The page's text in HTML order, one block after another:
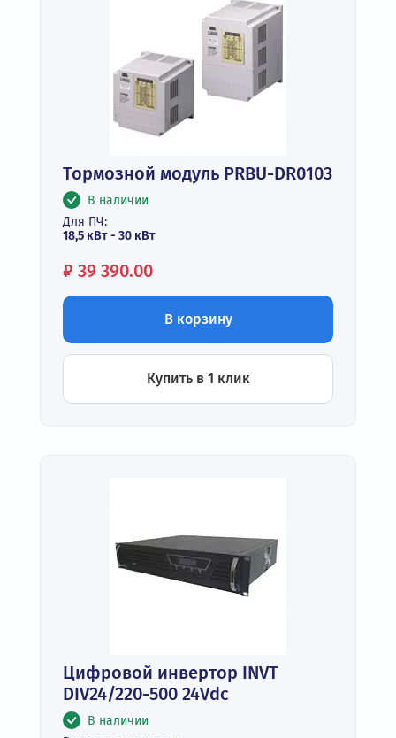
Тормозной модуль PRBU-DR0103
В наличии
Для ПЧ:
18,5 кВт - 30 кВт
Цена:
₽ 39 390.00
В корзину
Купить в 1 клик
Цифровой инвертор INVT
DIV24/220-500 24Vdc
В наличии